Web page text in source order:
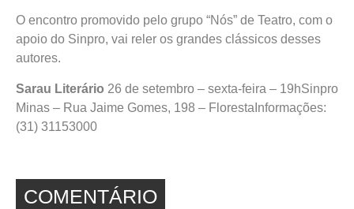
O encontro promovido pelo grupo “Nós” de Teatro, com o
apoio do Sinpro, vai reler os grandes clássicos desses
autores.
Sarau Literário 26 de setembro – sexta-feira – 19hSinpro
Minas – Rua Jaime Gomes, 198 – FlorestaInformações:
(31) 31153000
COMENTÁRIO